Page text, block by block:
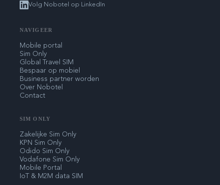
Volg Nobotel op LinkedIn
NAVIGEER
Mobile portal
Sim Only
Global Travel SIM
Bespaar op mobiel
Business partner worden
Over Nobotel
Contact
SIM ONLY
Zakelijke Sim Only
KPN Sim Only
Odido Sim Only
Vodafone Sim Only
Mobile Portal
IoT & M2M data SIM